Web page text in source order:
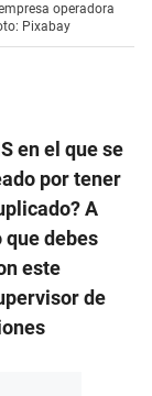
operadora
Pixabay
en el que se
por tener
A
debes
este
de